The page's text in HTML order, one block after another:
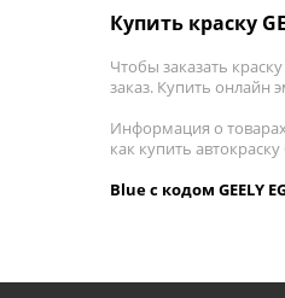
Купить краску
Чтобы заказать
заказ. Купить онлайн
Информация о
как купить
Blue с кодом GEELY